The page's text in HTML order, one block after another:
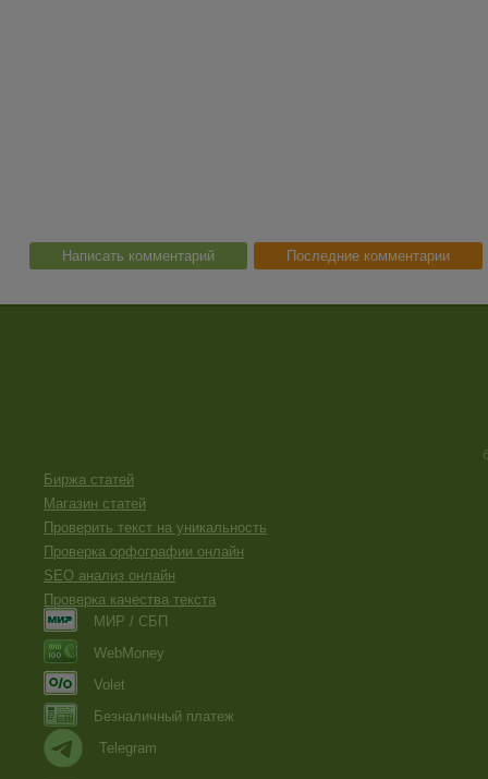
Написать комментарий Последние комментарии
Биржа статей
Магазин статей
Проверить текст на уникальность
Проверка орфографии онлайн
SEO анализ онлайн
Проверка качества текста
МИР / СБП
WebMoney
Volet
Безналичный платеж
Telegram